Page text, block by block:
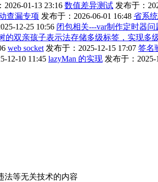
2026-01-13 23:16 数值差异测试 发布于：
查漏专项 发布于：2026-06-01 16:48 省系
12-25 10:56 闭包相关---var制作定时器问
的双亲孩子表示法存储多级标签，实现多
web socket 发布于：2025-12-15 17:07 签名
12-10 11:45 lazyMan 的实现 发布于：2025-
法等无关技术的内容